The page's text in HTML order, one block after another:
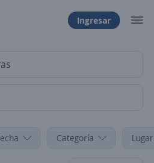
Ingresar
Categoría